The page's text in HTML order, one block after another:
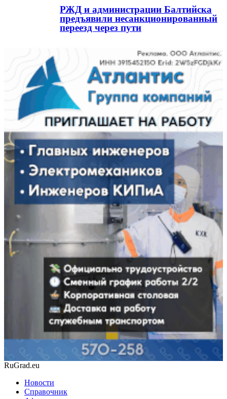
РЖД и администрации Балтийска
предъявили несанкционированный
переезд через пути
RuGrad.eu
Новости
Справочник